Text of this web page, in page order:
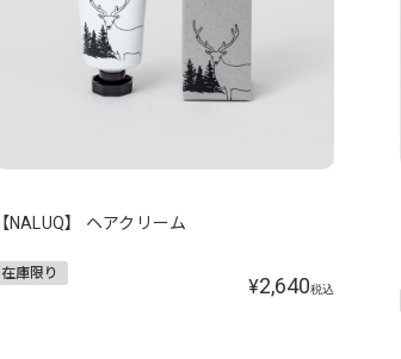
【NALUQ】 ヘアクリーム
在庫限り
¥2,640税込